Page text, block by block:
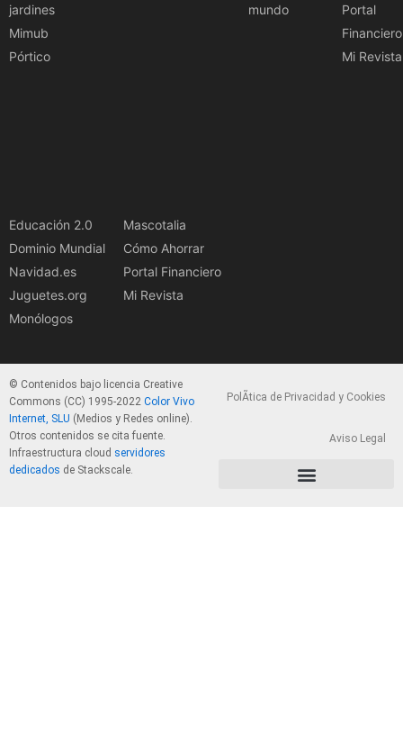
jardines
Mimub
Pórtico
mundo
Portal
Financiero
Mi Revista
Educación 2.0
Dominio Mundial
Navidad.es
Juguetes.org
Monólogos
Mascotalia
Cómo Ahorrar
Portal Financiero
Mi Revista
© Contenidos bajo licencia Creative
Commons (CC) 1995-2022 Color Vivo
Internet, SLU (Medios y Redes online).
Otros contenidos se cita fuente.
Infraestructura cloud servidores
dedicados de Stackscale.
PolÃ­tica de Privacidad y Cookies
Aviso Legal